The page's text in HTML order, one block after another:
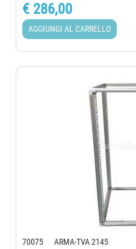
€ 286,00
AGGIUNGI AL CARRELLO
70075 ARMA-TVA 2145